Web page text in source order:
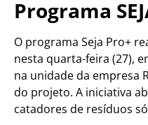
Programa
O programa Seja Pro+
nesta quarta-feira (27),
na unidade da empresa
do projeto. A iniciativa
catadores de resíduos